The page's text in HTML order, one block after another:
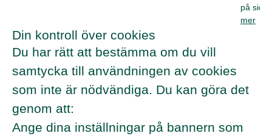
på
mer
Din kontroll över cookies
Du har rätt att bestämma om du vill
samtycka till användningen av cookies
som inte är nödvändiga. Du kan göra det
genom att:
Ange dina inställningar på bannern som